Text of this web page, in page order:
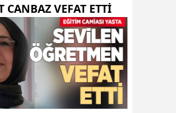
CANBAZ VEFAT ETTI